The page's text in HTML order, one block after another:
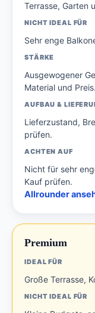
Terrasse, Garten
NICHT IDEAL FÜR
Sehr enge
STÄRKE
Ausgewogener
Material und Preis.
AUFBAU &
Lieferzustand,
prüfen.
ACHTEN AUF
Nicht für sehr
Kauf prüfen.
Allrounder
Premium
IDEAL FÜR
Große Terrasse,
NICHT IDEAL FÜR